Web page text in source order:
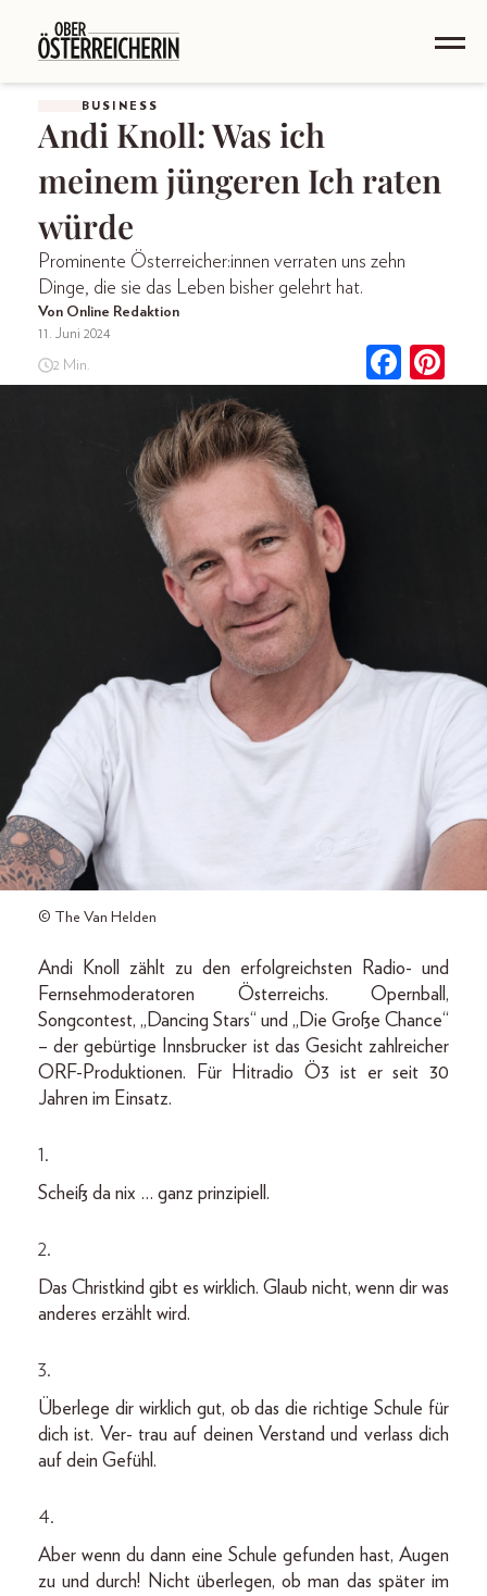
BUSINESS
Andi Knoll: Was ich
meinem jüngeren Ich raten
würde
Prominente Österreicher:innen verraten uns zehn
Dinge, die sie das Leben bisher gelehrt hat.
Von Online Redaktion
11. Juni 2024
2 Min.
© The Van Helden
Andi Knoll zählt zu den erfolgreichsten Radio- und
Fernsehmoderatoren Österreichs. Opernball,
Songcontest, „Dancing Stars“ und „Die Große Chance“
– der gebürtige Innsbrucker ist das Gesicht zahlreicher
ORF-Produktionen. Für Hitradio Ö3 ist er seit 30
Jahren im Einsatz.
1.
Scheiß da nix … ganz prinzipiell.
2.
Das Christkind gibt es wirklich. Glaub nicht, wenn dir was
anderes erzählt wird.
3.
Überlege dir wirklich gut, ob das die richtige Schule für
dich ist. Ver- trau auf deinen Verstand und verlass dich
auf dein Gefühl.
4.
Aber wenn du dann eine Schule gefunden hast, Augen
zu und durch! Nicht überlegen, ob man das später im